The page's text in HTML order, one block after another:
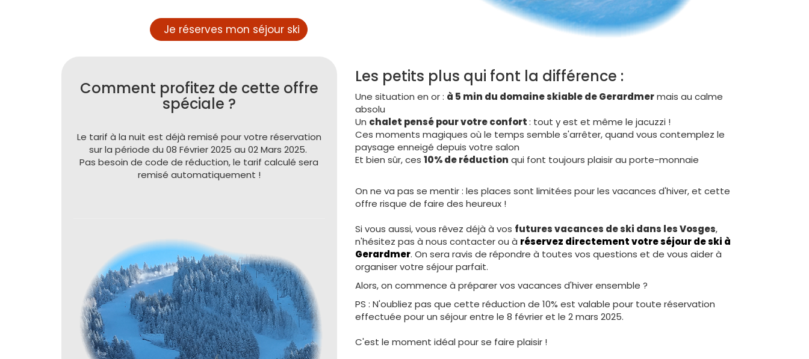
Je réserves mon séjour ski
Comment profitez de cette offre
spéciale ?
Le tarif à la nuit est déjà remisé pour votre réservation
sur la période du 08 Février 2025 au 02 Mars 2025.
Pas besoin de code de réduction, le tarif calculé sera
remisé automatiquement !
Les petits plus qui font la différence :
Une situation en or : à 5 min du domaine skiable de Gerardmermais au calme
absolu
Un chalet pensé pour votre confort: tout y est et même le jacuzzi !
Ces moments magiques où le temps semble s'arrêter, quand vous contemplez le
paysage enneigé depuis votre salon
Et bien sûr, ces 10% de réduction qui font toujours plaisir au porte-monnaie
On ne va pas se mentir : les places sont limitées pour les vacances d'hiver, et cette
offre risque de faire des heureux !
Si vous aussi, vous rêvez déjà à vos futures vacances de ski dans les Vosges,
n'hésitez pas à nous contacter ou à réservez directement votre séjour de ski à
Gerardmer. On sera ravis de répondre à toutes vos questions et de vous aider à
organiser votre séjour parfait.
Alors, on commence à préparer vos vacances d'hiver ensemble ?
PS : N'oubliez pas que cette réduction de 10% est valable pour toute réservation
effectuée pour un séjour entre le 8 février et le 2 mars 2025.
C'est le moment idéal pour se faire plaisir !